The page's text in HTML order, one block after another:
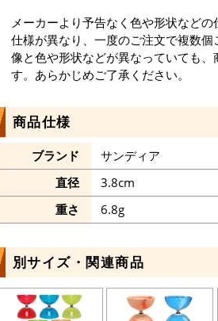
メーカーより予告なく色や形状など
仕様が異なり、一度のご注文で複数
像と色や形状などが異なっていても
す。あらかじめご了承ください。
商品仕様
ブランド
サンディア
直径
3.8cm
重さ
6.8g
別サイズ・関連商品